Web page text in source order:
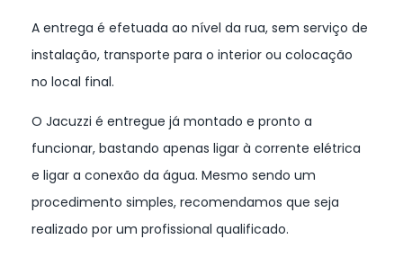
A entrega é efetuada ao nível da rua, sem serviço de
instalação, transporte para o interior ou colocação
no local final.
O Jacuzzi é entregue já montado e pronto a
funcionar, bastando apenas ligar à corrente elétrica
e ligar a conexão da água. Mesmo sendo um
procedimento simples, recomendamos que seja
realizado por um profissional qualificado.